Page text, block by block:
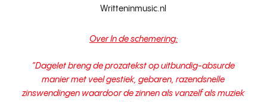
Writteninmusic.nl
Over In de schemering:
“Dagelet breng de prozatekst op uitbundig-absurde
manier met veel gestiek, gebaren, razendsnelle
zinswendingen waardoor de zinnen als vanzelf als muziek